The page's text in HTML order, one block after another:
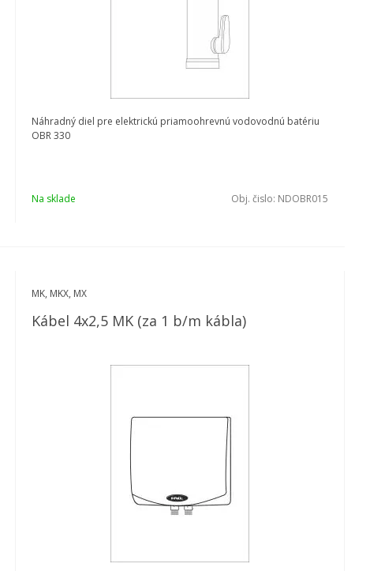
Náhradný diel pre elektrickú priamoohrevnú vodovodnú batériu
OBR 330
Na sklade Obj. čislo: NDOBR015
MK, MKX, MX
Kábel 4x2,5 MK (za 1 b/m kábla)